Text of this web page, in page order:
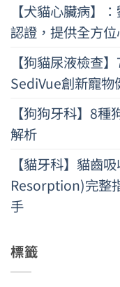
【犬貓心臟病】
認證，提供全方
【狗貓尿液檢查
SediVue創新寵物
【狗狗牙科】8
解析
【貓牙科】貓齒
Resorption)完整
手
標籤